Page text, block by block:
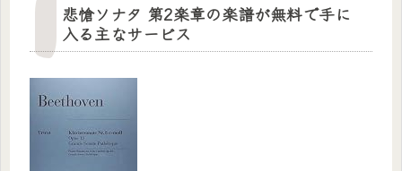
悲愴ソナタ 第2楽章の楽譜が無料で手に
入る主なサービス